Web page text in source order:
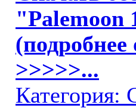
"Palemoon
(подробнее
>>>>>...
Категория: